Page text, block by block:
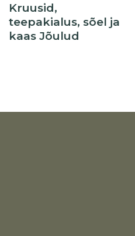
Kruusid,
teepakialus, sõel ja
kaas Jõulud